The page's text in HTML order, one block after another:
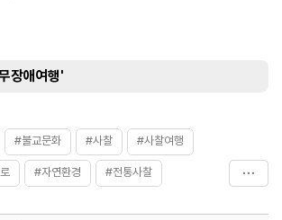
장애여행'
#불교문화 #사찰 #사찰여행
#자연환경 #전통사찰